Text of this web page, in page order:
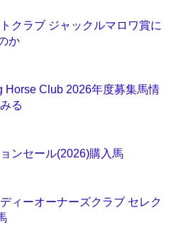
クラブ ジャックルマロワ賞に
か
Horse Club 2026年度募集馬情
る
ンセール(2026)購入馬
ィーオーナーズクラブ セレク